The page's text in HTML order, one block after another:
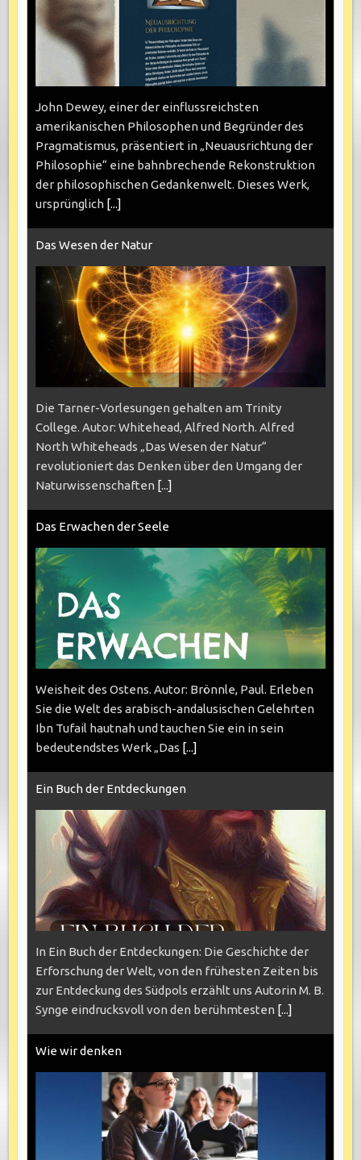
John Dewey, einer der einflussreichsten
amerikanischen Philosophen und Begründer des
Pragmatismus, präsentiert in „Neuausrichtung der
Philosophie“ eine bahnbrechende Rekonstruktion
der philosophischen Gedankenwelt. Dieses Werk,
ursprünglich [...]
Das Wesen der Natur
Die Tarner-Vorlesungen gehalten am Trinity
College. Autor: Whitehead, Alfred North. Alfred
North Whiteheads „Das Wesen der Natur“
revolutioniert das Denken über den Umgang der
Naturwissenschaften [...]
Das Erwachen der Seele
Weisheit des Ostens. Autor: Brönnle, Paul. Erleben
Sie die Welt des arabisch-andalusischen Gelehrten
Ibn Tufail hautnah und tauchen Sie ein in sein
bedeutendstes Werk „Das [...]
Ein Buch der Entdeckungen
In Ein Buch der Entdeckungen: Die Geschichte der
Erforschung der Welt, von den frühesten Zeiten bis
zur Entdeckung des Südpols erzählt uns Autorin M. B.
Synge eindrucksvoll von den berühmtesten [...]
Wie wir denken